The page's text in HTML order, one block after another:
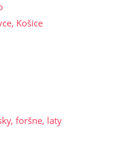
Košice
foršne, laty